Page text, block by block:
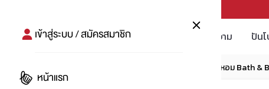
บทความ ปัน
เข้าสู่ระบบ / สมัครสมาชิก
หน้าแรก
เทียนหอม Bath